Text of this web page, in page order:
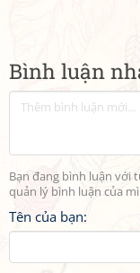
Bình luận
Bạn đang bình luận với
quản lý bình luận của
Tên của bạn: